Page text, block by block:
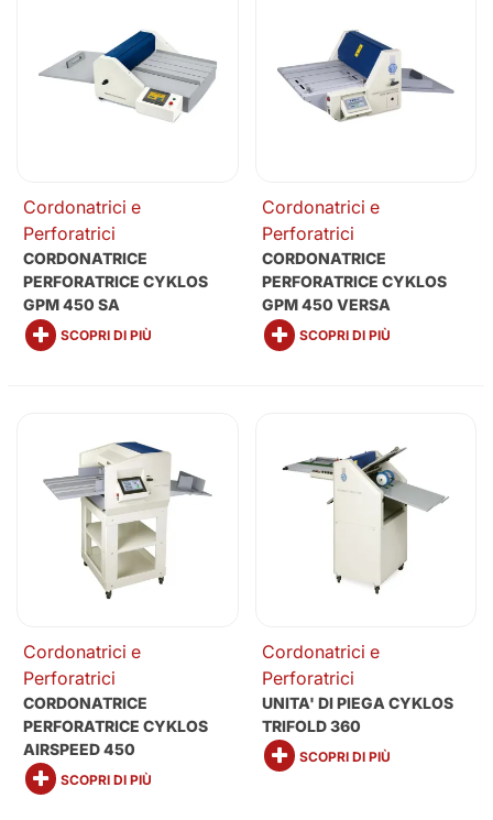
Cordonatrici e
Perforatrici
CORDONATRICE
PERFORATRICE CYKLOS
GPM 450 SA
SCOPRI DI PIÙ
Cordonatrici e
Perforatrici
CORDONATRICE
PERFORATRICE CYKLOS
GPM 450 VERSA
SCOPRI DI PIÙ
Cordonatrici e
Perforatrici
CORDONATRICE
PERFORATRICE CYKLOS
AIRSPEED 450
SCOPRI DI PIÙ
Cordonatrici e
Perforatrici
UNITA' DI PIEGA CYKLOS
TRIFOLD 360
SCOPRI DI PIÙ